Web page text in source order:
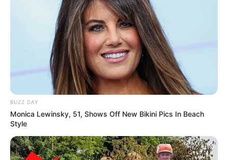
BUZZ DAY
Monica Lewinsky, 51, Shows Off New Bikini Pics In Beach
Style